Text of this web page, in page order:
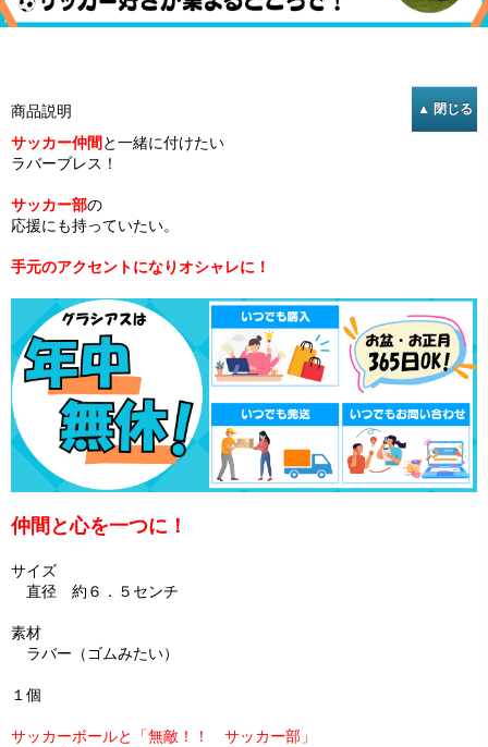
商品説明
サッカー仲間 と一緒に付けたい
ラバーブレス！
サッカー部の
応援にも持っていたい。
手元のアクセントになりオシャレに！
仲間と心を一つに！
サイズ
直径 約６．５センチ
素材
ラバー（ゴムみたい）
１個
サッカーボールと「無敵！！ サッカー部」